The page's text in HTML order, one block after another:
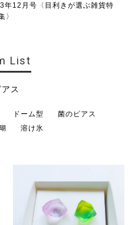
12月号〈目利きが選ぶ雑貨特
〉
List
アス
ドーム型
菌のピアス
溶け氷